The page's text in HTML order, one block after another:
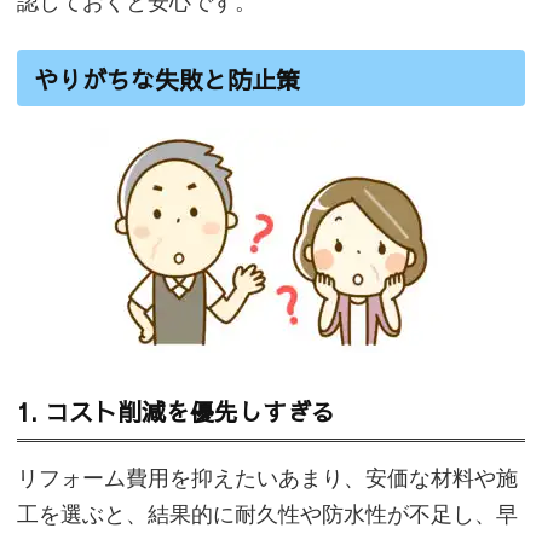
やりがちな失敗と防止策
1. コスト削減を優先しすぎる
リフォーム費用を抑えたいあまり、安価な材料や施
工を選ぶと、結果的に耐久性や防水性が不足し、早